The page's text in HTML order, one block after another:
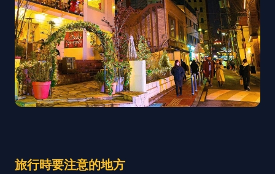
旅行時要注意的地方